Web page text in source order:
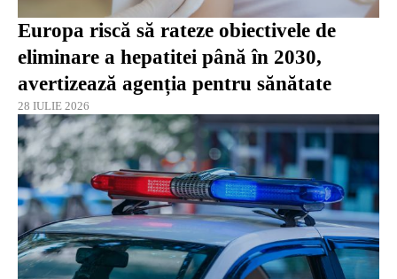
Europa riscă să rateze obiectivele de
eliminare a hepatitei până în 2030,
avertizează agenția pentru sănătate
28 IULIE 2026